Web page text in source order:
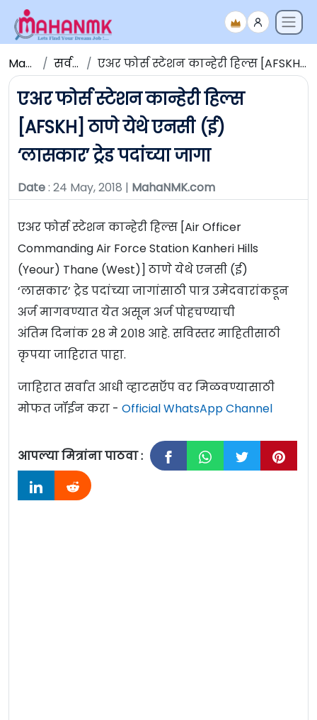
Maha NMK सर्व जाहिराती एअर फोर्स स्टेशन कान्हेरी हिल्स [AFSKH] ठाणे येथे एनसी (ई) ‘लासकार’ ट्रेड पदांच्या जागा
एअर फोर्स स्टेशन कान्हेरी हिल्स
[AFSKH] ठाणे येथे एनसी (ई)
‘लासकार’ ट्रेड पदांच्या जागा
Date: 24 May, 2018 | MahaNMK.com
एअर फोर्स स्टेशन कान्हेरी हिल्स [Air Officer
Commanding Air Force Station Kanheri Hills
(Yeour) Thane (West)] ठाणे येथे एनसी (ई)
‘लासकार’ ट्रेड पदांच्या जागांसाठी पात्र उमेदवारांकडून
अर्ज मागवण्यात येत असून अर्ज पोहचण्याची
अंतिम दिनांक २८ मे २०१८ आहे. सविस्तर माहितीसाठी
कृपया जाहिरात पाहा.
जाहिरात सर्वात आधी व्हाटसऍप वर मिळवण्यासाठी
मोफत जॉईन करा - Official WhatsApp Channel
आपल्या मित्रांना पाठवा :